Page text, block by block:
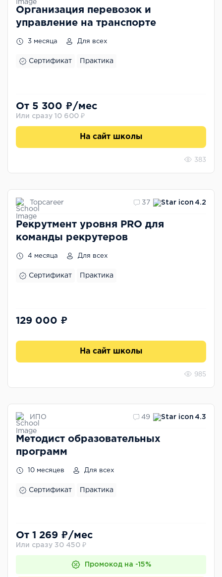
Организация перевозок и
управление на транспорте
3 месяца Для всех
Сертификат Практика
От 5 300 ₽/мес
Или сразу 10 600 ₽
На сайт школы
383
Topcareer 37 4.2
Рекрутмент уровня PRO для
команды рекрутеров
4 месяца Для всех
Сертификат Практика
129 000 ₽
На сайт школы
985
ИПО 49 4.3
Методист образовательных
программ
10 месяцев Для всех
Сертификат Практика
От 1 269 ₽/мес
Или сразу 30 450 ₽
Промокод на -15%